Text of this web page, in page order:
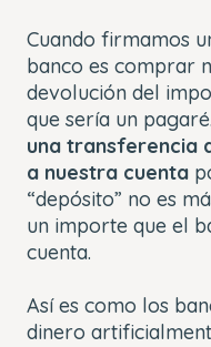
Cuando firmamos
banco es comprar
devolución del
que sería un pagaré.
una transferencia
a nuestra cuenta
“depósito” no es
un importe que el
cuenta.
Así es como los
dinero